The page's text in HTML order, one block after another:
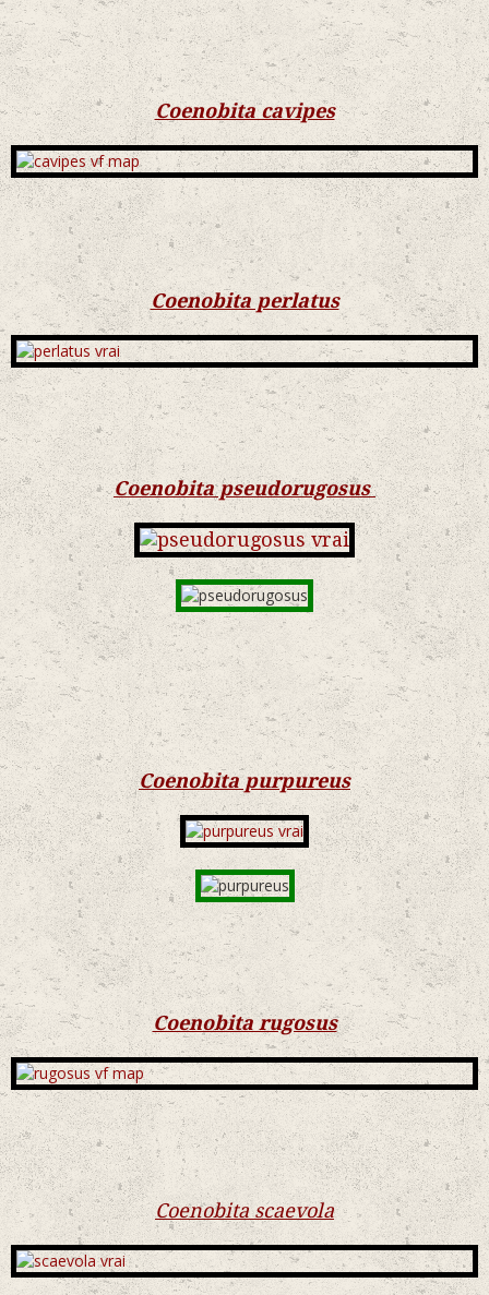
Coenobita cavipes
Coenobita perlatus
Coenobita pseudorugosus
Coenobita purpureus
Coenobita rugosus
Coenobita scaevola